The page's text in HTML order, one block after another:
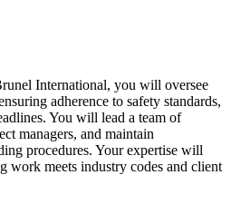
International, you will oversee
adherence to safety standards,
You will lead a team of
managers, and maintain
procedures. Your expertise will
work meets industry codes and client